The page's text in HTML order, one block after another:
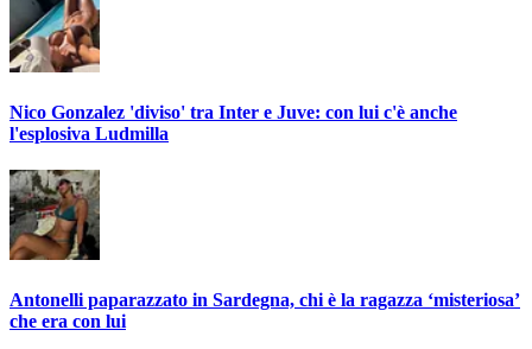
Nico Gonzalez 'diviso' tra Inter e Juve: con lui c'è anche
l'esplosiva Ludmilla
Antonelli paparazzato in Sardegna, chi è la ragazza ‘misteriosa’
che era con lui